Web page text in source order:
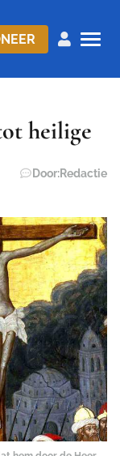
heilige
Door:Redactie